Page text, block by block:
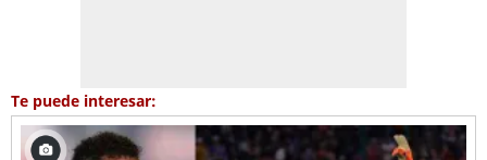
Te puede interesar: